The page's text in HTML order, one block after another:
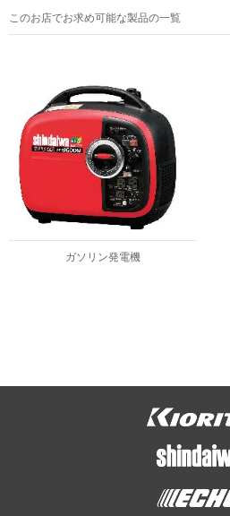
このお店でお求め可能な製品の一覧
ガソリン発電機